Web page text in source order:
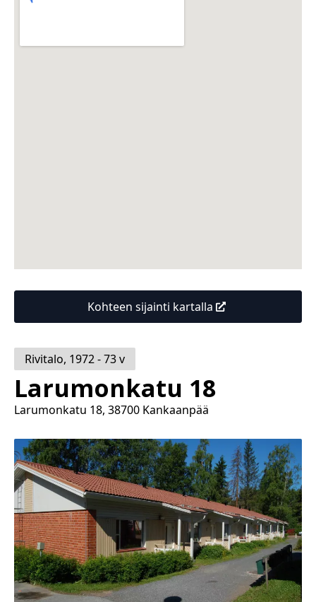
Rivitalo, 1972 - 73v
Larumonkatu 18
Larumonkatu 18, 38700 Kankaanpää
Kohteen sijainti kartalla